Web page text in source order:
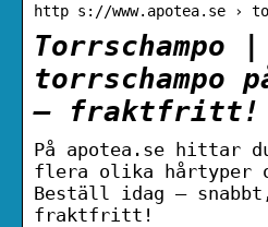
http s://www.apotea.se ›
Torrschampo
torrschampo
– fraktfritt!
På apotea.se hittar
flera olika hårtyper
Beställ idag –
fraktfritt!